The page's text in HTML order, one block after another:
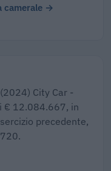
camerale →
City Car -
€ 12.084.667, in
precedente,